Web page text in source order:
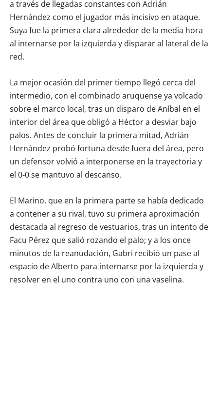
a través de llegadas constantes con Adrián
Hernández como el jugador más incisivo en ataque.
Suya fue la primera clara alrededor de la media hora
al internarse por la izquierda y disparar al lateral de la
red.
La mejor ocasión del primer tiempo llegó cerca del
intermedio, con el combinado aruquense ya volcado
sobre el marco local, tras un disparo de Aníbal en el
interior del área que obligó a Héctor a desviar bajo
palos. Antes de concluir la primera mitad, Adrián
Hernández probó fortuna desde fuera del área, pero
un defensor volvió a interponerse en la trayectoria y
el 0-0 se mantuvo al descanso.
El Marino, que en la primera parte se había dedicado
a contener a su rival, tuvo su primera aproximación
destacada al regreso de vestuarios, tras un intento de
Facu Pérez que salió rozando el palo; y a los once
minutos de la reanudación, Gabri recibió un pase al
espacio de Alberto para internarse por la izquierda y
resolver en el uno contra uno con una vaselina.